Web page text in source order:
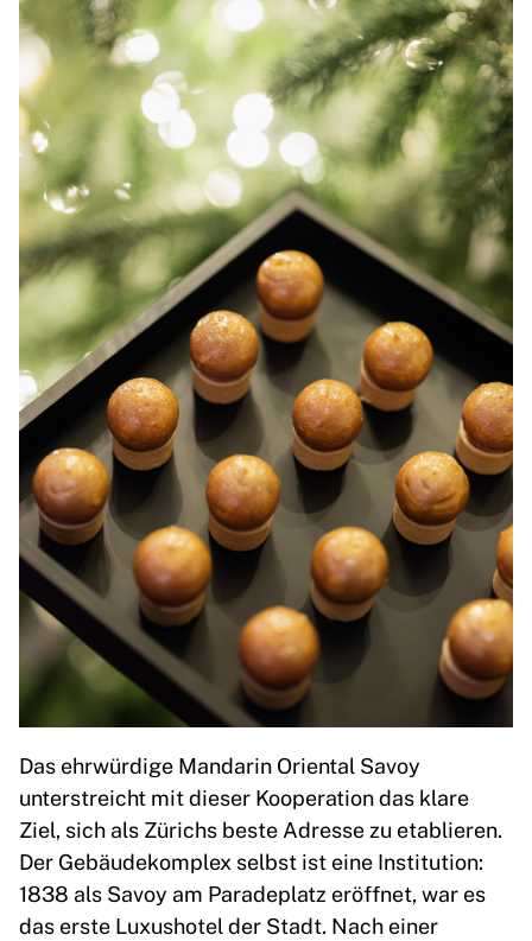
Das ehrwürdige Mandarin Oriental Savoy
unterstreicht mit dieser Kooperation das klare
Ziel, sich als Zürichs beste Adresse zu etablieren.
Der Gebäudekomplex selbst ist eine Institution:
1838 als Savoy am Paradeplatz eröffnet, war es
das erste Luxushotel der Stadt. Nach einer